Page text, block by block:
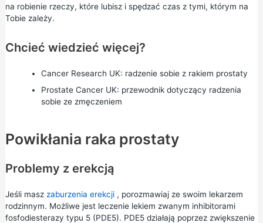
na robienie rzeczy, które lubisz i spędzać czas z tymi, którym na
Tobie zależy.
Chcieć wiedzieć więcej?
Cancer Research UK: radzenie sobie z rakiem prostaty
Prostate Cancer UK: przewodnik dotyczący radzenia
sobie ze zmęczeniem
Powikłania raka prostaty
Problemy z erekcją
Jeśli masz zaburzenia erekcji, porozmawiaj ze swoim lekarzem
rodzinnym. Możliwe jest leczenie lekiem zwanym inhibitorami
fosfodiesterazy typu 5 (PDE5). PDE5 działają poprzez zwiększenie